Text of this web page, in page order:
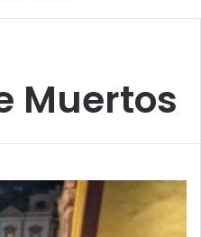
Muertos